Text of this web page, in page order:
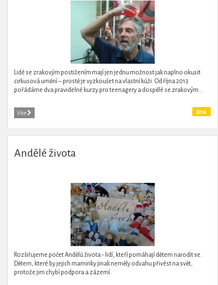
Lidé se zrakovým postižením mají jen jednu možnost jak naplno okusit
cirkusová umění – prostě je vyzkoušet na vlastní kůži. Od října 2013
pořádáme dva pravidelné kurzy pro teenagery a dospělé se zrakovým...
Více 2014
Andělé života
Rozšiřujeme počet Andělů života - lidí, kteří pomáhají dětem narodit se.
Dětem, které by jejich maminky jinak neměly odvahu přivést na svět,
protože jim chybí podpora a zázemí.